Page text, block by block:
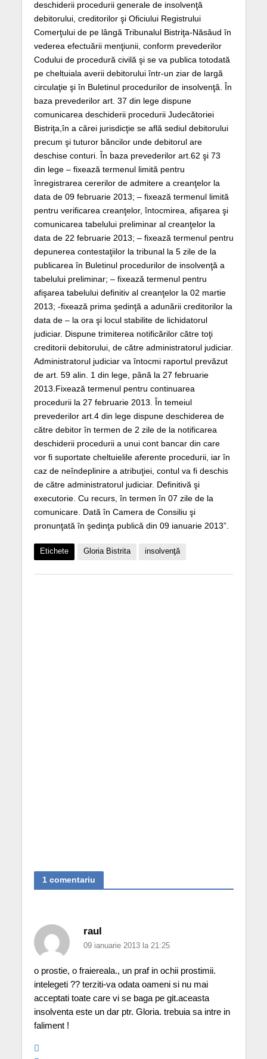
deschiderii procedurii generale de insolvenţă
debitorului, creditorilor şi Oficiului Registrului
Comerţului de pe lângă Tribunalul Bistriţa-Năsăud în
vederea efectuării menţiunii, conform prevederilor
Codului de procedură civilă şi se va publica totodată
pe cheltuiala averii debitorului într-un ziar de largă
circulaţie şi în Buletinul procedurilor de insolvenţă. În
baza prevederilor art. 37 din lege dispune
comunicarea deschiderii procedurii Judecătoriei
Bistriţa,în a cărei jurisdicţie se află sediul debitorului
precum şi tuturor băncilor unde debitorul are
deschise conturi. În baza prevederilor art.62 şi 73
din lege – fixează termenul limită pentru
înregistrarea cererilor de admitere a creanţelor la
data de 09 februarie 2013; – fixează termenul limită
pentru verificarea creanţelor, întocmirea, afişarea şi
comunicarea tabelului preliminar al creanţelor la
data de 22 februarie 2013; – fixează termenul pentru
depunerea contestaţiilor la tribunal la 5 zile de la
publicarea în Buletinul procedurilor de insolvenţă a
tabelului preliminar; – fixează termenul pentru
afişarea tabelului definitiv al creanţelor la 02 martie
2013; -fixează prima şedinţă a adunării creditorilor la
data de – la ora şi locul stabilite de lichidatorul
judiciar. Dispune trimiterea notificărilor către toţi
creditorii debitorului, de către administratorul judiciar.
Administratorul judiciar va întocmi raportul prevăzut
de art. 59 alin. 1 din lege, până la 27 februarie
2013.Fixează termenul pentru continuarea
procedurii la 27 februarie 2013. În temeiul
prevederilor art.4 din lege dispune deschiderea de
către debitor în termen de 2 zile de la notificarea
deschiderii procedurii a unui cont bancar din care
vor fi suportate cheltuielile aferente procedurii, iar în
caz de neîndeplinire a atribuţiei, contul va fi deschis
de către administratorul judiciar. Definitivă şi
executorie. Cu recurs, în termen în 07 zile de la
comunicare. Dată în Camera de Consiliu şi
pronunţată în şedinţa publică din 09 ianuarie 2013”.
Etichete Gloria Bistrita insolvenţă
1 comentariu
raul
09 ianuarie 2013 la 21:25
o prostie, o fraiereala., un praf in ochii prostimii.
intelegeti ?? terziti-va odata oameni si nu mai
acceptati toate care vi se baga pe git.aceasta
insolventa este un dar ptr. Gloria. trebuia sa intre in
faliment !